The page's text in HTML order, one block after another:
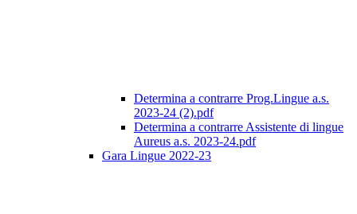
Determina a contrarre Prog.Lingue a.s.
2023-24 (2).pdf
Determina a contrarre Assistente di lingue
Aureus a.s. 2023-24.pdf
Gara Lingue 2022-23